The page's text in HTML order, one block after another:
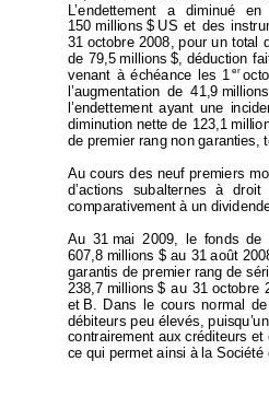
L’endettement a diminué
150 millions $ US et des
31 octobre 2008, pour un total
de 79,5 millions $, déduction
venant à échéance les 1 er
l’augmentation de 41,9
l’endettement ayant une
diminution nette de 123,1
de premier rang non garanties,
Au cours des neuf premiers
d’actions subalternes à
comparativement à un
Au 31 mai 2009, le fonds de
607,8 millions $ au 31 août
garantis de premier rang de
238,7 millions $ au 31 octobre
et B. Dans le cours normal
débiteurs peu élevés,
contrairement aux créditeurs et
ce qui permet ainsi à la Société